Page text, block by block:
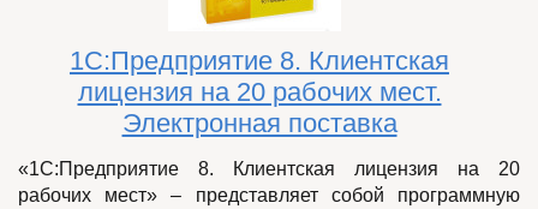
1С:Предприятие 8. Клиентская
лицензия на 20 рабочих мест.
Электронная поставка
«1С:Предприятие 8. Клиентская лицензия на 20
рабочих мест» – представляет собой программную